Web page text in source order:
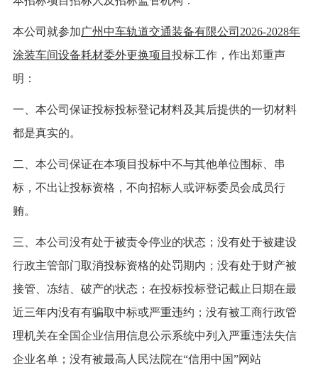
本公司就参加广州中车轨道交通装备有限公司 2026-2028年
涂装车间设备耗材委外更换项目 投标工作，作出郑重声
明：
一、本公司保证投标投标登记材料及其后提供的一切材料
都是真实的。
二、本公司保证在本项目投标中不与其他单位围标、串
标，不出让投标资格，不向招标人或评标委员会成员行
贿。
三、本公司没有处于被责令停业的状态；没有处于被建设
行政主管部门取消投标资格的处罚期内；没有处于财产被
接管、冻结、破产的状态；在投标投标登记截止日期在最
近三年内没有有骗取中标或严重违约 ； 没有被工商行政管
理机关在全国企业信用信息公示系统中列入严重违法失信
企业名单 ； 没有被最高人民法院在“信用中国”网站